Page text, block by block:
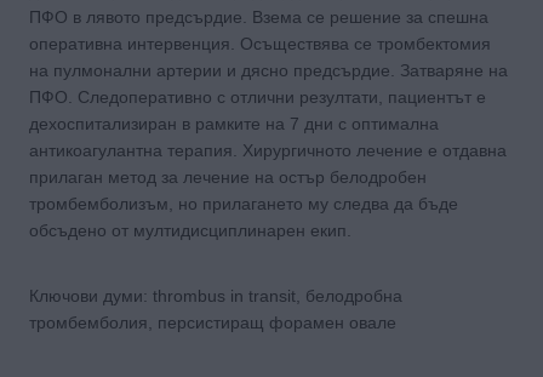
ПФО в лявото предсърдие. Взема се решение за спешна
оперативна интервенция. Осъществява се тромбектомия
на пулмонални артерии и дясно предсърдие. Затваряне на
ПФО. Следоперативно с отлични резултати, пациентът е
дехоспитализиран в рамките на 7 дни с оптимална
антикоагулантна терапия. Хирургичното лечение е отдавна
прилаган метод за лечение на остър белодробен
тромбемболизъм, но прилагането му следва да бъде
обсъдено от мултидисциплинарен екип.
Ключови думи: thrombus in transit, белодробна
тромбемболия, персистиращ форамен овале